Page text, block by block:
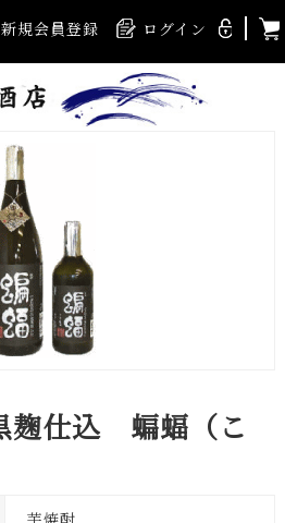
ログイン
新規会員登録
麹仕込 蝙蝠（こ
芋焼酎